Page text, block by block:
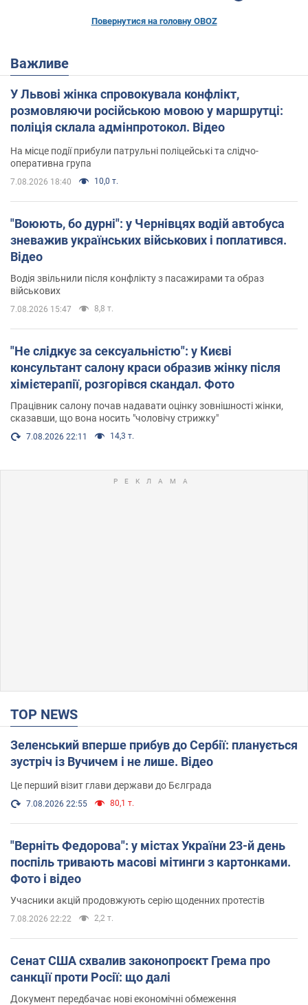
Повернутися на головну OBOZ
Важливе
У Львові жінка спровокувала конфлікт,
розмовляючи російською мовою у маршрутці:
поліція склала адмінпротокол. Відео
На місце події прибули патрульні поліцейські та слідчо-
оперативна група
7.08.2026 18:40 10,0 т.
"Воюють, бо дурні": у Чернівцях водій автобуса
зневажив українських військових і поплатився.
Відео
Водія звільнили після конфлікту з пасажирами та образ
військових
7.08.2026 15:47 8,8 т.
"Не слідкує за сексуальністю": у Києві
консультант салону краси образив жінку після
хімієтерапії, розгорівся скандал. Фото
Працівник салону почав надавати оцінку зовнішності жінки,
сказавши, що вона носить "чоловічу стрижку"
7.08.2026 22:11 14,3 т.
TOP NEWS
Зеленський вперше прибув до Сербії: планується
зустріч із Вучичем і не лише. Відео
Це перший візит глави держави до Бєлграда
7.08.2026 22:55 80,1 т.
"Верніть Федорова": у містах України 23-й день
поспіль тривають масові мітинги з картонками.
Фото і відео
Учасники акцій продовжують серію щоденних протестів
7.08.2026 22:22 2,2 т.
Сенат США схвалив законопроєкт Грема про
санкції проти Росії: що далі
Документ передбачає нові економічні обмеження